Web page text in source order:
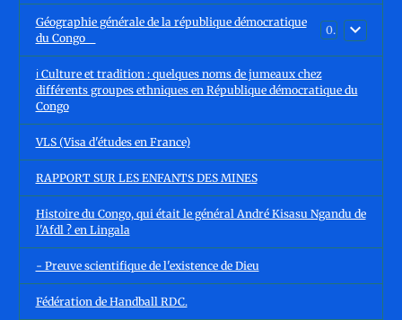
Géographie générale de la république démocratique
du Congo
0
ℹ️ Culture et tradition : quelques noms de jumeaux chez
différents groupes ethniques en République démocratique du
Congo
VLS (Visa d'études en France)
RAPPORT SUR LES ENFANTS DES MINES
Histoire du Congo, qui était le général André Kisasu Ngandu de
l'Afdl ? en Lingala
- Preuve scientifique de l'existence de Dieu
Fédération de Handball RDC.